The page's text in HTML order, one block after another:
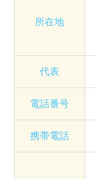
所在地
代表
電話番号
携帯電話